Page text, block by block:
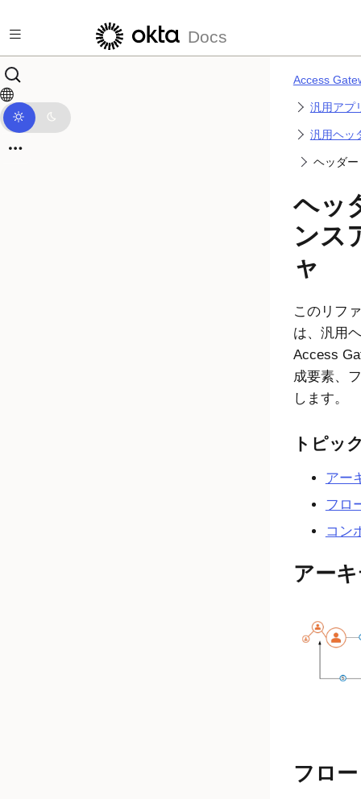
Docs
Access
汎用アプ
汎用ヘッ
ヘッダ
ヘッ
ンス
ャ
このリフ
は、汎用
Access
成要素、
します。
トピッ
アー
フロ
コン
アー
フロー